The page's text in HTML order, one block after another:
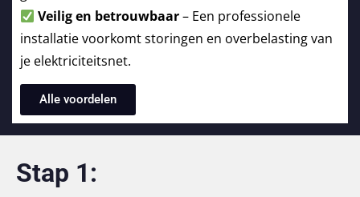
Veilig en betrouwbaar– Een professionele
installatie voorkomt storingen en overbelasting van
je elektriciteitsnet.
Alle voordelen
Stap 1: